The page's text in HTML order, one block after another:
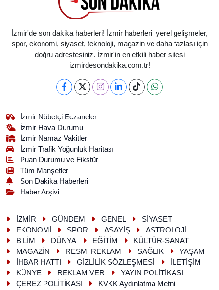
İzmir'de son dakika haberleri! İzmir haberleri, yerel gelişmeler,
spor, ekonomi, siyaset, teknoloji, magazin ve daha fazlası için
doğru adrestesiniz. İzmir'in en etkili haber sitesi
izmirdesondakika.com.tr!
İzmir Nöbetçi Eczaneler
İzmir Hava Durumu
İzmir Namaz Vakitleri
İzmir Trafik Yoğunluk Haritası
Puan Durumu ve Fikstür
Tüm Manşetler
Son Dakika Haberleri
Haber Arşivi
İZMİR GÜNDEM GENEL
SİYASET
EKONOMİ
SPOR ASAYİŞ
ASTROLOJİ
BİLİM
DÜNYA EĞİTİM
KÜLTÜR-SANAT
MAGAZİN
RESMİ REKLAM SAĞLIK
YAŞAM
İHBAR HATTI
GİZLİLİK SÖZLEŞMESİ
İLETİŞİM
KÜNYE
REKLAM VER
YAYIN POLİTİKASI
ÇEREZ POLİTİKASI
KVKK Aydınlatma Metni